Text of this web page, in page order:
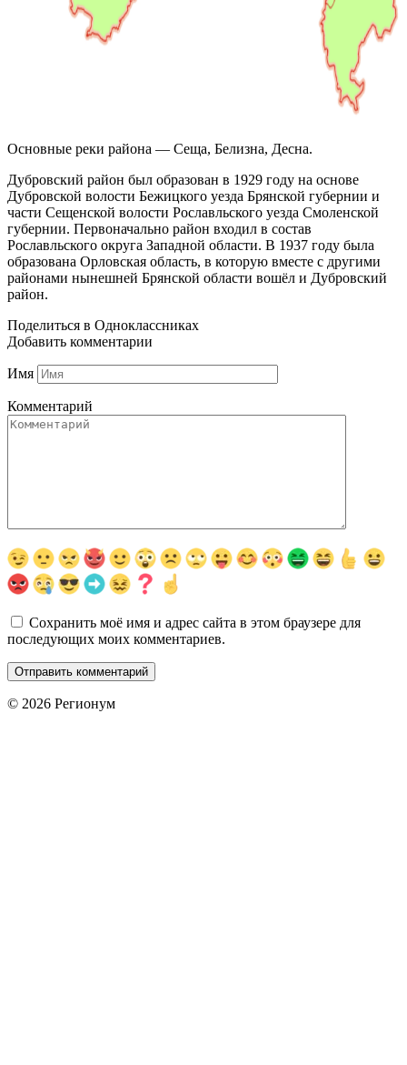
Основные реки района — Сеща, Белизна, Десна.
Дубровский район был образован в 1929 году на основе
Дубровской волости Бежицкого уезда Брянской губернии и
части Сещенской волости Рославльского уезда Смоленской
губернии. Первоначально район входил в состав
Рославльского округа Западной области. В 1937 году была
образована Орловская область, в которую вместе с другими
районами нынешней Брянской области вошёл и Дубровский
район.
Поделиться в Одноклассниках
Добавить комментарии
Имя
Комментарий
Сохранить моё имя и адрес сайта в этом браузере для
последующих моих комментариев.
© 2026 Регионум